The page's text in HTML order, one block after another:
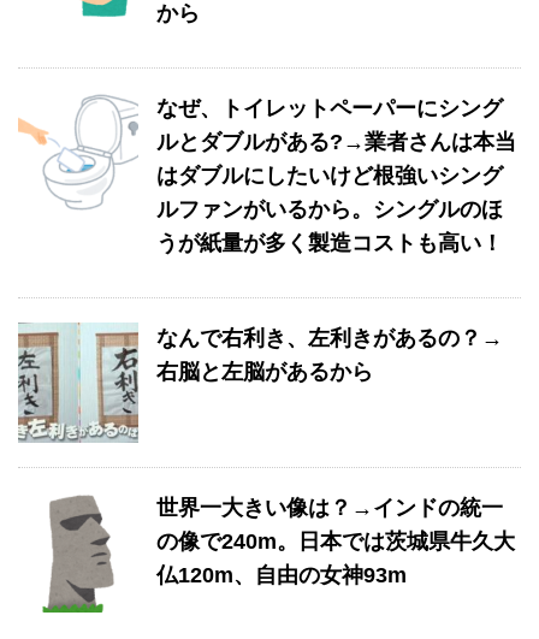
から
なぜ、トイレットペーパーにシング
ルとダブルがある?→業者さんは本当
はダブルにしたいけど根強いシング
ルファンがいるから。シングルのほ
うが紙量が多く製造コストも高い！
なんで右利き、左利きがあるの？→
右脳と左脳があるから
世界一大きい像は？→インドの統一
の像で240m。日本では茨城県牛久大
仏120m、自由の女神93m